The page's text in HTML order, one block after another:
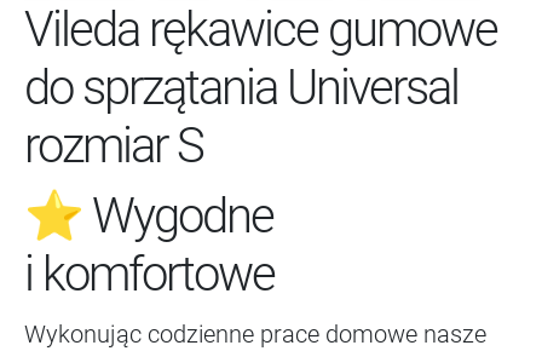
Vileda rękawice gumowe
do sprzątania Universal
rozmiar S
⭐ Wygodne
i komfortowe
Wykonując codzienne prace domowe nasze